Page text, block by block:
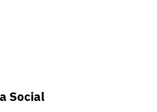
Social